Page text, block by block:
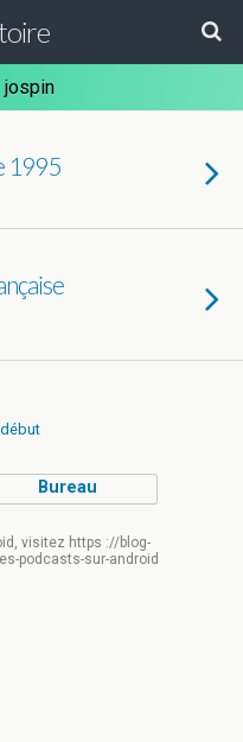
jospin
1995
Bureau
visitez https ://blog-
podcasts-sur-android